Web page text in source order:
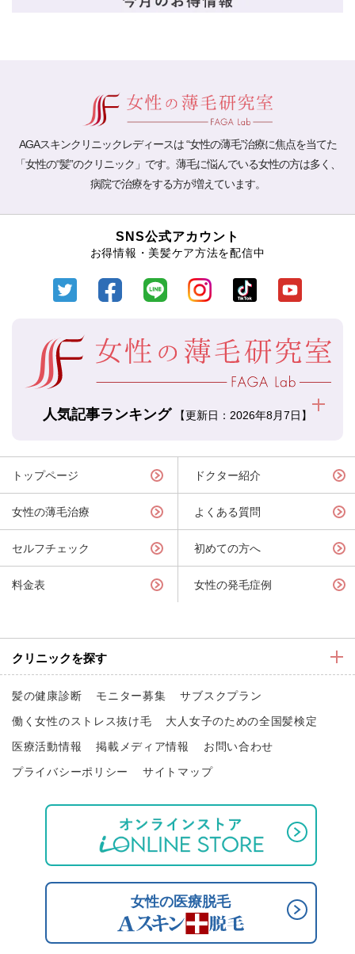
AGAスキンクリニックレディースは “女性の薄毛”治療に焦点を当てた
「女性の“髪”のクリニック」です。薄毛に悩んでいる女性の方は多く、
病院で治療をする方が増えています。
SNS公式アカウント
お得情報・美髪ケア方法を配信中
人気記事ランキング 【更新日：2026年8月7日】
トップページ
女性の薄毛治療
セルフチェック
料金表
ドクター紹介
よくある質問
初めての方へ
女性の発毛症例
クリニックを探す
髪の健康診断 モニター募集
サブスクプラン
働く女性のストレス抜け毛
大人女子のための全国髪検定
医療活動情報
掲載メディア情報
お問い合わせ
プライバシーポリシー
サイトマップ